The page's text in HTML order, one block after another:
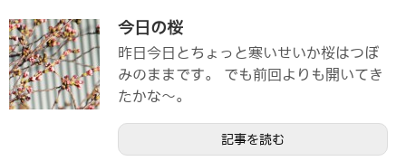
今日の桜
昨日今日とちょっと寒いせいか桜はつぼ
みのままです。 でも前回よりも開いてき
たかな～。
記事を読む